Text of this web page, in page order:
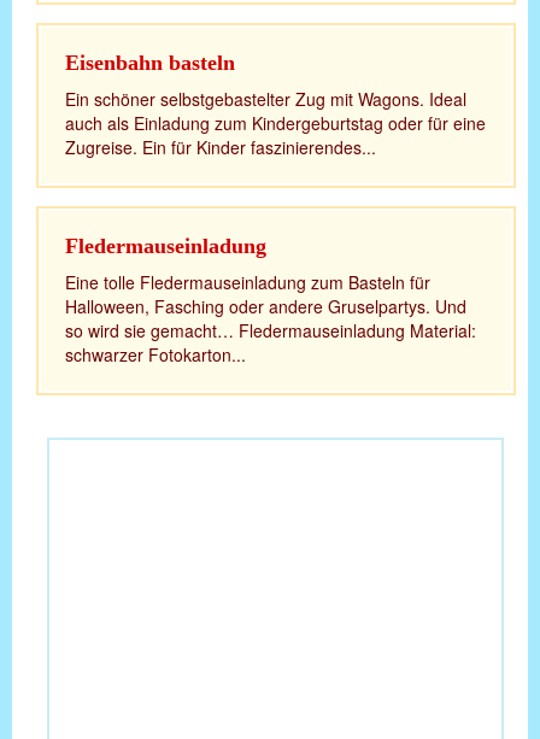
Eisenbahn basteln
Ein schöner selbstgebastelter Zug mit Wagons. Ideal
auch als Einladung zum Kindergeburtstag oder für eine
Zugreise. Ein für Kinder faszinierendes...
Fledermauseinladung
Eine tolle Fledermauseinladung zum Basteln für
Halloween, Fasching oder andere Gruselpartys. Und
so wird sie gemacht… Fledermauseinladung Material:
schwarzer Fotokarton...